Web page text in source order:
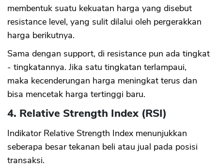
membentuk suatu kekuatan harga yang disebut
resistance level, yang sulit dilalui oleh pergerakkan
harga berikutnya.
Sama dengan support, di resistance pun ada tingkat
- tingkatannya. Jika satu tingkatan terlampaui,
maka kecenderungan harga meningkat terus dan
bisa mencetak harga tertinggi baru.
4. Relative Strength Index (RSI)
Indikator Relative Strength Index menunjukkan
seberapa besar tekanan beli atau jual pada posisi
transaksi.